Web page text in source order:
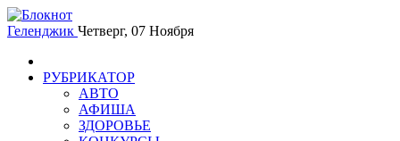
Геленджик Четверг, 07 Ноября
РУБРИКАТОР
АВТО
АФИША
ЗДОРОВЬЕ